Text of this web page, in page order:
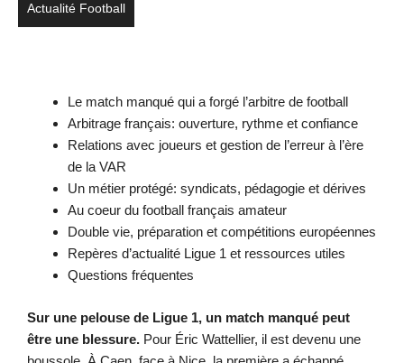
Actualité Football
Le match manqué qui a forgé l’arbitre de football
Arbitrage français: ouverture, rythme et confiance
Relations avec joueurs et gestion de l’erreur à l’ère
de la VAR
Un métier protégé: syndicats, pédagogie et dérives
Au coeur du football français amateur
Double vie, préparation et compétitions européennes
Repères d’actualité Ligue 1 et ressources utiles
Questions fréquentes
Sur une pelouse de Ligue 1, un match manqué peut
être une blessure. Pour Éric Wattellier, il est devenu une